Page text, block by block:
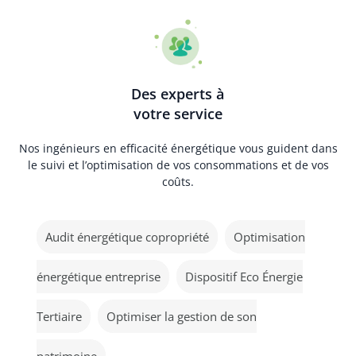
Des experts à
votre service
Nos ingénieurs en efficacité énergétique vous guident dans
le suivi et l’optimisation de vos consommations et de vos
coûts.
Audit énergétique copropriété Optimisation
énergétique entreprise Dispositif Eco Énergie
Tertiaire Optimiser la gestion de son